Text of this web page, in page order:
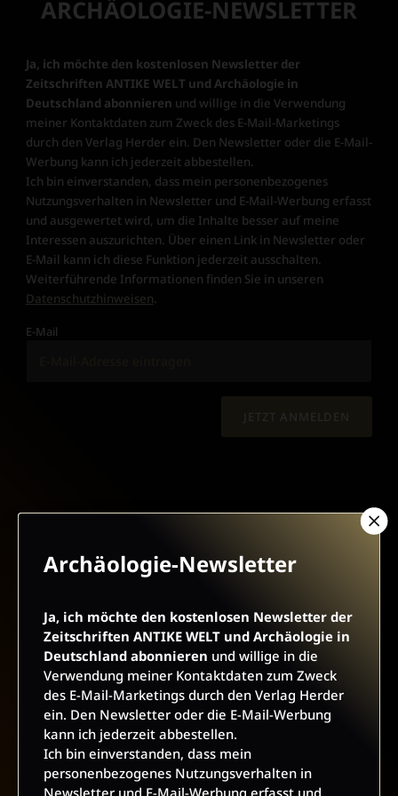
ARCHÄOLOGIE-NEWSLETTER
Ja, ich möchte den kostenlosen Newsletter der
Zeitschriften ANTIKE WELT und Archäologie in
Deutschland abonnieren und willige in die Verwendung
meiner Kontaktdaten zum Zweck des E-Mail-Marketings
durch den Verlag Herder ein. Den Newsletter oder die E-Mail-
Werbung kann ich jederzeit abbestellen.
Ich bin einverstanden, dass mein personenbezogenes
Nutzungsverhalten in Newsletter und E-Mail-Werbung erfasst
und ausgewertet wird, um die Inhalte besser auf meine
Interessen auszurichten. Über einen Link in Newsletter oder
E-Mail kann ich diese Funktion jederzeit ausschalten.
Weiterführende Informationen finden Sie in unseren
Datenschutzhinweisen.
E-Mail
JETZT ANMELDEN
AGB UND WIDERRUFSBELEHRUNG DATENSCHUTZ
VERTRAG WIDERRUFEN
ABO ONLINE KÜNDIGEN
Archäologie-Newsletter
Ja, ich möchte den kostenlosen Newsletter der
Zeitschriften ANTIKE WELT und Archäologie in
Deutschland abonnieren und willige in die
Verwendung meiner Kontaktdaten zum Zweck
des E-Mail-Marketings durch den Verlag Herder
ein. Den Newsletter oder die E-Mail-Werbung
kann ich jederzeit abbestellen.
Ich bin einverstanden, dass mein
personenbezogenes Nutzungsverhalten in
Newsletter und E-Mail-Werbung erfasst und